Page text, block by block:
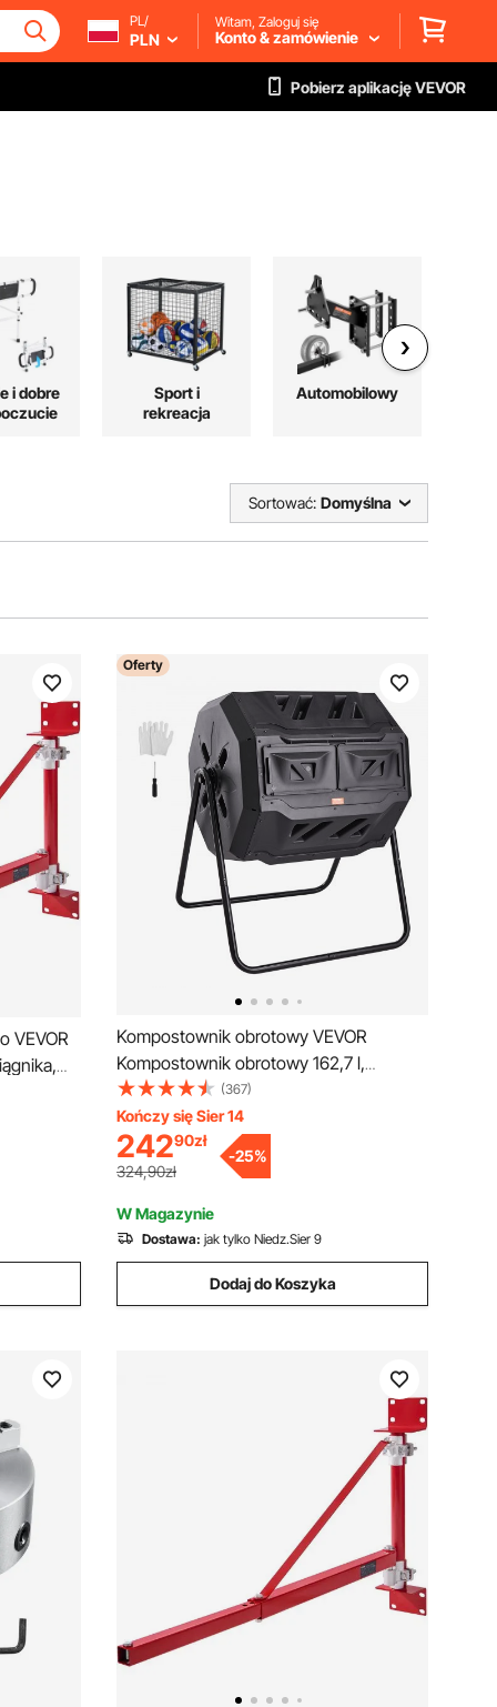
PL/
PLN
Witam, Zaloguj się
Konto & zamówienie
Pobierz aplikację VEVOR
i dobre
Sport i
rekreacja
Automobilowy
Sortować: Domyślna
VEVOR
rama
ramię
Oferty
Kompostownik obrotowy VEVOR
Kompostownik obrotowy 162,7 l,
kompostownik bębnowy, kompostownik
obrotowy dwukomorowy, 735 x 625 x
955 mm, 50 kg, pojemnik na kompost
ogrodowy o nośności 50 kg, w tym
(367)
Kończy się Sier 14
24290zł
324,90zł
-25%
W Magazynie
Dostawa: jak tylko Niedz.Sier 9
Dodaj do Koszyka